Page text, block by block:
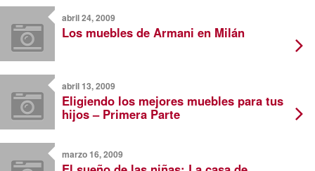
abril 24, 2009
Los muebles de Armani en Milán
abril 13, 2009
Eligiendo los mejores muebles para tus
hijos – Primera Parte
marzo 16, 2009